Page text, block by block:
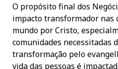
O propósito final dos
impacto transformador nas
mundo por Cristo,
comunidades necessitadas
transformação pelo
vida das pessoas é